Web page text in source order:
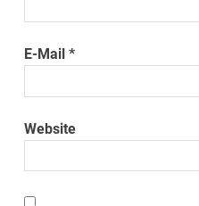
E-Mail*
Website